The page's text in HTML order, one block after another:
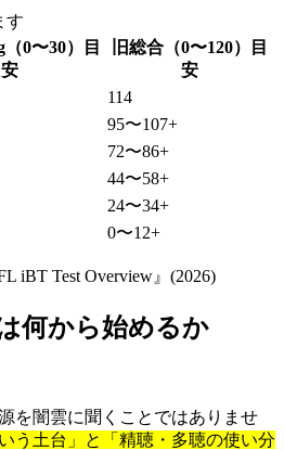
す
（0〜30）目
安
旧総合（0〜120）目
安
114
95〜107+
72〜86+
44〜58+
24〜34+
0〜12+
iBT Test Overview』(2026)
何から始めるか
を闇雲に聞くことではありませ
う土台」と「精聴・多聴の使い分